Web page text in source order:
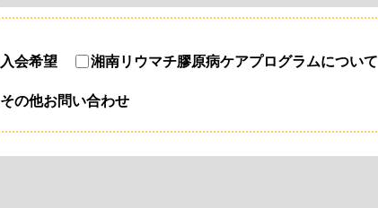
入会希望 湘南リウマチ膠原病ケアプログラムについて
その他お問い合わせ